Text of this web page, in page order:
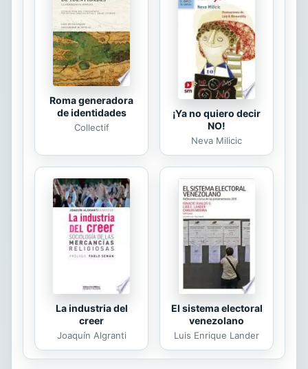
talentosa».
Roma generadora
de identidades
Collectif
¡Ya no quiero decir
NO!
Neva Milicic
La industria del
creer
Joaquín Algranti
El sistema electoral
venezolano
Luis Enrique Lander